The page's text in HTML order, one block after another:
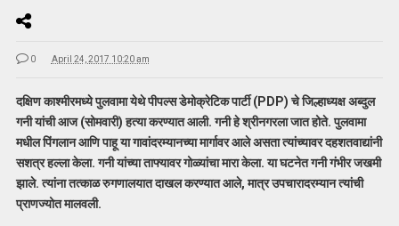
0 April 24, 2017 10:20 am
दक्षिण काश्मीरमध्ये पुलवामा येथे पीपल्स डेमोक्रेटिक पार्टी (PDP) चे जिल्हाध्यक्ष अब्दुल
गनी यांची आज (सोमवारी) हत्या करण्यात आली. गनी हे श्रीनगरला जात होते. पुलवामा
मधील पिंगलान आणि पाहू या गावांदरम्यानच्या मार्गावर आले असता त्यांच्यावर दहशतवाद्यांनी
सशत्र हल्ला केला. गनी यांच्या ताफ्यावर गोळ्यांचा मारा केला. या घटनेत गनी गंभीर जखमी
झाले. त्यांना तत्काळ रुगणालयात दाखल करण्यात आले, मात्र उपचारादरम्यान त्यांची
प्राणज्योत मालवली.